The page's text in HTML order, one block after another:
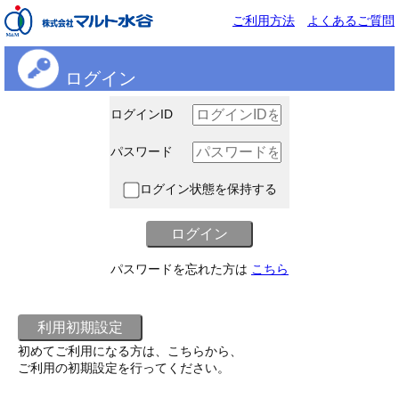
ご利用方法 よくあるご質問
ログイン
ログインID
パスワード
ログイン状態を保持する
パスワードを忘れた方は こちら
初めてご利用になる方は、こちらから、
ご利用の初期設定を行ってください。